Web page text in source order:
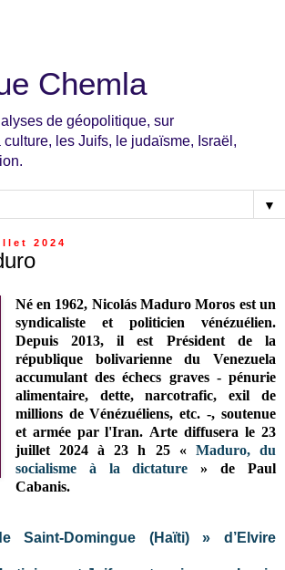
Chemla
de géopolitique, sur
culture, les Juifs, le judaïsme, Israël,
▼
2024
Né en 1962, Nicolás Maduro Moros est un
syndicaliste et politicien vénézuélien.
Depuis 2013, il est Président de la
république bolivarienne du Venezuela
accumulant des échecs graves - pénurie
alimentaire, dette, narcotrafic, exil de
millions de Vénézuéliens, etc. -, soutenue
et armée par l'Iran. Arte diffusera le 23
juillet 2024 à 23 h 25 « Maduro, du
socialisme à la dictature » de Paul
Cabanis.
Domingue (Haïti) » d’Elvire